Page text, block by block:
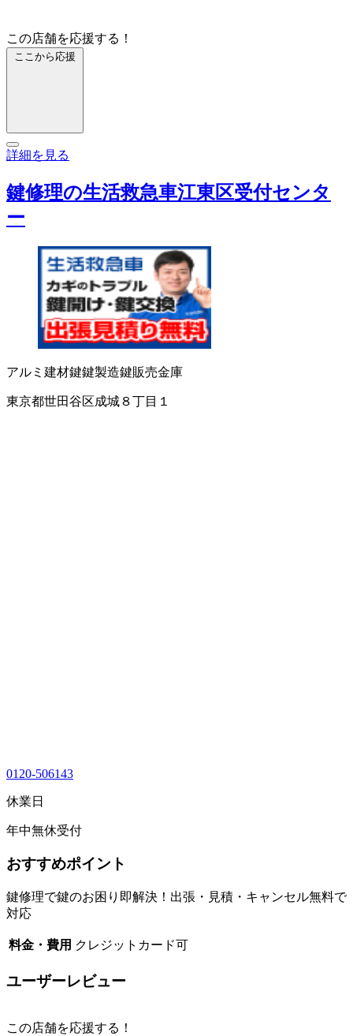
この店舗を応援する！
ここから応援
詳細を見る
鍵修理の生活救急車江東区受付センタ
ー
アルミ建材鍵鍵製造鍵販売金庫
東京都世田谷区成城８丁目１
0120-506143
休業日
年中無休受付
おすすめポイント
鍵修理で鍵のお困り即解決！出張・見積・キャンセル無料で
対応
料金・費用 クレジットカード可
ユーザーレビュー
この店舗を応援する！